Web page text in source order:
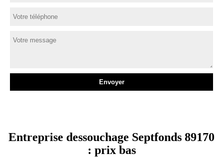
Entreprise dessouchage Septfonds 89170
: prix bas